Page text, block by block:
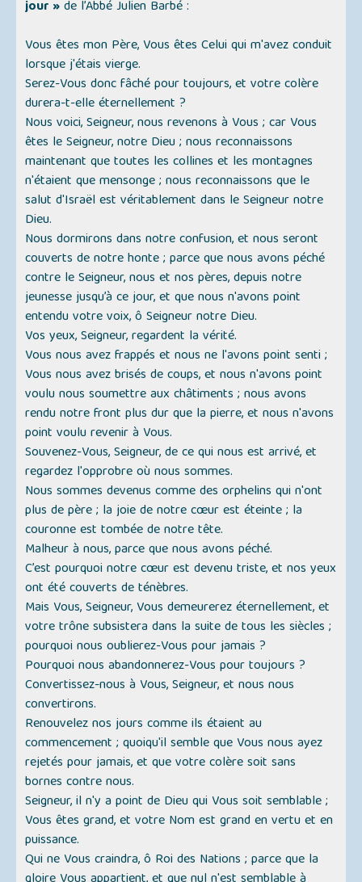
jour »de l’Abbé Julien Barbé :
Vous êtes mon Père, Vous êtes Celui qui m'avez conduit
lorsque j'étais vierge.
Serez-Vous donc fâché pour toujours, et votre colère
durera-t-elle éternellement ?
Nous voici, Seigneur, nous revenons à Vous ; car Vous
êtes le Seigneur, notre Dieu ; nous reconnaissons
maintenant que toutes les collines et les montagnes
n'étaient que mensonge ; nous reconnaissons que le
salut d'Israël est véritablement dans le Seigneur notre
Dieu.
Nous dormirons dans notre confusion, et nous seront
couverts de notre honte ; parce que nous avons péché
contre le Seigneur, nous et nos pères, depuis notre
jeunesse jusqu’à ce jour, et que nous n'avons point
entendu votre voix, ô Seigneur notre Dieu.
Vos yeux, Seigneur, regardent la vérité.
Vous nous avez frappés et nous ne l'avons point senti ;
Vous nous avez brisés de coups, et nous n'avons point
voulu nous soumettre aux châtiments ; nous avons
rendu notre front plus dur que la pierre, et nous n'avons
point voulu revenir à Vous.
Souvenez-Vous, Seigneur, de ce qui nous est arrivé, et
regardez l'opprobre où nous sommes.
Nous sommes devenus comme des orphelins qui n'ont
plus de père ; la joie de notre cœur est éteinte ; la
couronne est tombée de notre tête.
Malheur à nous, parce que nous avons péché.
C’est pourquoi notre cœur est devenu triste, et nos yeux
ont été couverts de ténèbres.
Mais Vous, Seigneur, Vous demeurerez éternellement, et
votre trône subsistera dans la suite de tous les siècles ;
pourquoi nous oublierez-Vous pour jamais ?
Pourquoi nous abandonnerez-Vous pour toujours ?
Convertissez-nous à Vous, Seigneur, et nous nous
convertirons.
Renouvelez nos jours comme ils étaient au
commencement ; quoiqu'il semble que Vous nous ayez
rejetés pour jamais, et que votre colère soit sans
bornes contre nous.
Seigneur, il n'y a point de Dieu qui Vous soit semblable ;
Vous êtes grand, et votre Nom est grand en vertu et en
puissance.
Qui ne Vous craindra, ô Roi des Nations ; parce que la